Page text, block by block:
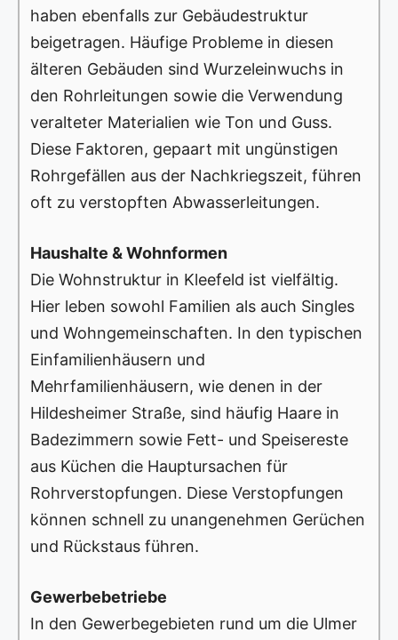
haben ebenfalls zur Gebäudestruktur
beigetragen. Häufige Probleme in diesen
älteren Gebäuden sind Wurzeleinwuchs in
den Rohrleitungen sowie die Verwendung
veralteter Materialien wie Ton und Guss.
Diese Faktoren, gepaart mit ungünstigen
Rohrgefällen aus der Nachkriegszeit, führen
oft zu verstopften Abwasserleitungen.
Haushalte & Wohnformen
Die Wohnstruktur in Kleefeld ist vielfältig.
Hier leben sowohl Familien als auch Singles
und Wohngemeinschaften. In den typischen
Einfamilienhäusern und
Mehrfamilienhäusern, wie denen in der
Hildesheimer Straße, sind häufig Haare in
Badezimmern sowie Fett- und Speisereste
aus Küchen die Hauptursachen für
Rohrverstopfungen. Diese Verstopfungen
können schnell zu unangenehmen Gerüchen
und Rückstaus führen.
Gewerbebetriebe
In den Gewerbegebieten rund um die Ulmer